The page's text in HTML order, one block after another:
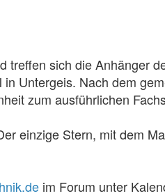
treffen sich die Anhänger
Untergeis. Nach dem
zum ausführlichen
einzige Stern, mit dem
im Forum unter